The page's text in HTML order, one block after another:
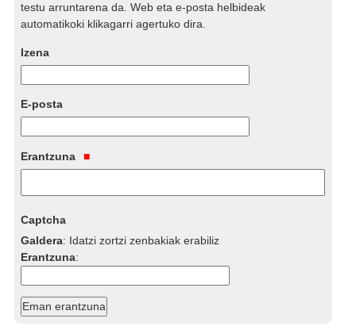
testu arruntarena da. Web eta e-posta helbideak
automatikoki klikagarri agertuko dira.
Izena
E-posta
Erantzuna
Captcha
Galdera: Idatzi zortzi zenbakiak erabiliz
Erantzuna: